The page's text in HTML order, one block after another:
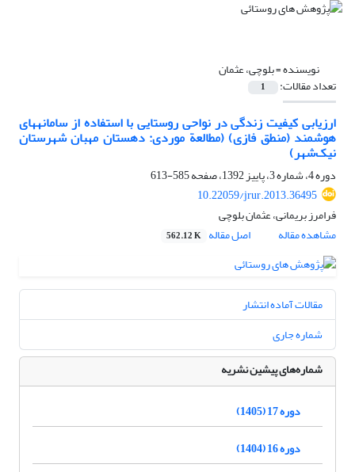
نویسنده =بلوچی، عثمان
تعداد مقالات: 1
ارزیابی کیفیت زندگی در نواحی روستایی با استفاده از سامانه‏های
هوشمند (منطق فازی) (مطالعة موردی: دهستان مهبان شهرستان
نیک‌شهر)
دوره 4، شماره 3، پاییز 1392، صفحه
585-613
10.22059/jrur.2013.36495
فرامرز بریمانی، عثمان بلوچی
مشاهده مقاله
اصل مقاله 562.12 K
مقالات آماده انتشار
شماره جاری
شماره‌های پیشین نشریه
دوره 17 (1405)
دوره 16 (1404)